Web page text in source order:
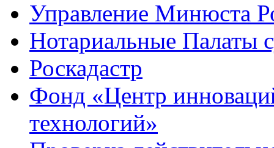
Управление Минюста
Нотариальные Палаты
Роскадастр
Фонд «Центр
технологий»